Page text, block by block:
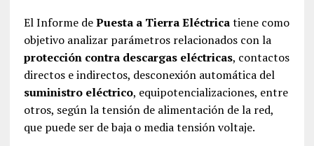
El Informe dePuesta a Tierra Eléctricatiene como
objetivo analizar parámetros relacionados con la
protección contra descargas eléctricas, contactos
directos e indirectos, desconexión automática del
suministro eléctrico, equipotencializaciones, entre
otros, según la tensión de alimentación de la red,
que puede ser de baja o media tensión voltaje.